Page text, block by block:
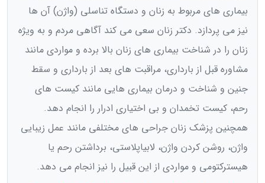
بیماری های مربوط به زنان و دستگاه تناسلی (واژن) آن ها
نیز می پردازد. دکتر زنان سعی می کند آگاهی مردم و به ویژه
زنان را در شناخت بیماری های زنان بالا برده و مواردی مانند
مشاوره قبل از بارداری، مراقبت های بعد از بارداری و سقط
جنین و شناخت و درمان بیماری هایی مانند کیست های
رحم، کیست تخمدان و بی اختیاری ادرار را انجام دهد.
همچنین پزشک زنان جراحی های مختلفی مانند عمل زیبایی
واژن، روشن کردن واژن، لابیاپلاستی، برداشتن رحم یا
هیسترکتومی و مواردی از این قبیل را نیز انجام می دهد.